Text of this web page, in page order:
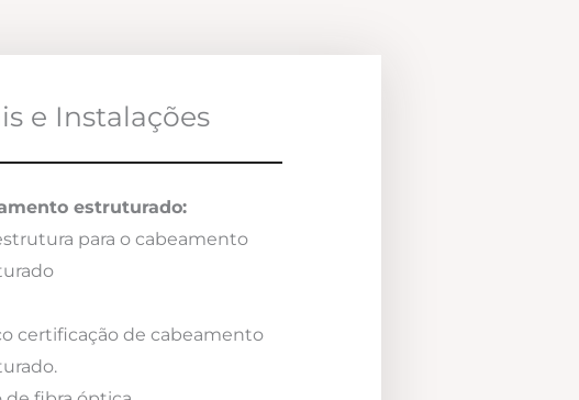
e Instalações
estruturado:
para o cabeamento
certificação de cabeamento